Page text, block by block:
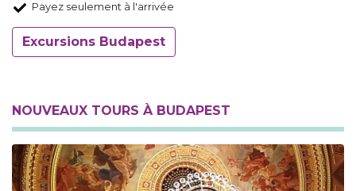
Payez seulement à l'arrivée
Excursions Budapest
NOUVEAUX TOURS À BUDAPEST